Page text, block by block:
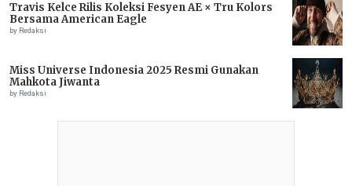
Travis Kelce Rilis Koleksi Fesyen AE × Tru Kolors
Bersama American Eagle
by Redaksi
Miss Universe Indonesia 2025 Resmi Gunakan
Mahkota Jiwanta
by Redaksi